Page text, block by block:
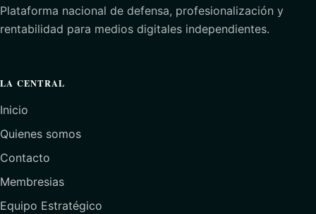
Plataforma nacional de defensa, profesionalización y
rentabilidad para medios digitales independientes.
LA CENTRAL
Inicio
Quienes somos
Contacto
Membresias
Equipo Estratégico